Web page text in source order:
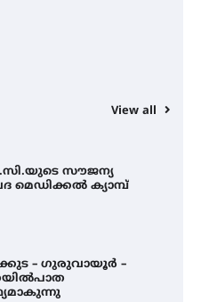
View all
സൗജന്യ
ക്യാമ്പ്
– ഗുരുവായൂർ –